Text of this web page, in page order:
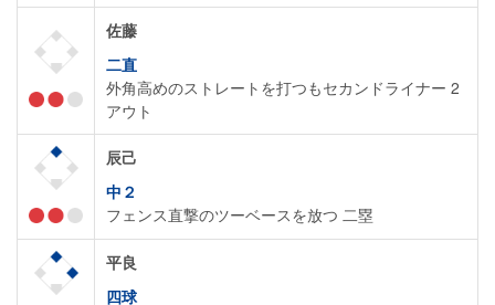
佐藤
二直
外角高めのストレートを打つもセカンドライナー 2
アウト
辰己
中２
フェンス直撃のツーベースを放つ 二塁
平良
四球